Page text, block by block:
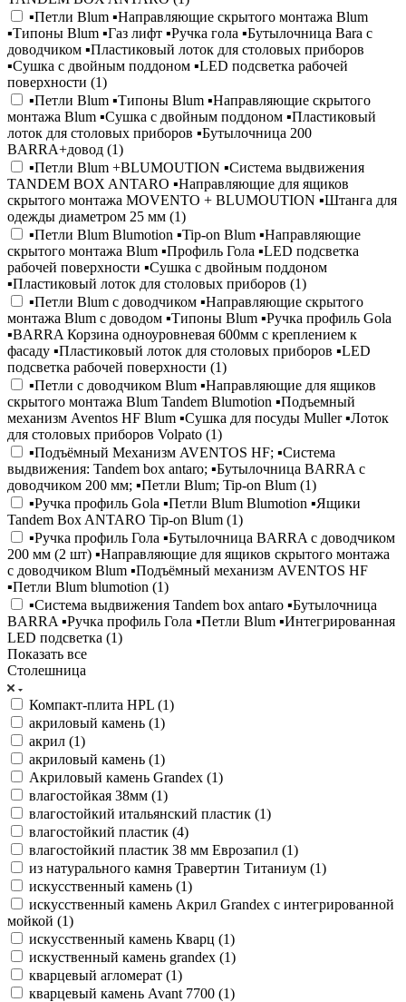
▪️Петли Blum ▪️Направляющие скрытого монтажа Blum
▪️Типоны Blum ▪️Газ лифт ▪️Ручка гола ▪️Бутылочница Bara с
доводчиком ▪️Пластиковый лоток для столовых приборов
▪️Сушка с двойным поддоном ▪️LED подсветка рабочей
поверхности (1)
▪️Петли Blum ▪️Типоны Blum ▪️Направляющие скрытого
монтажа Blum ▪️Сушка с двойным поддоном ▪️Пластиковый
лоток для столовых приборов ▪️Бутылочница 200
BARRA+довод (1)
▪️Петли Blum +BLUMOUTION ▪️Система выдвижения
TANDEM BOX ANTARO ▪️Направляющие для ящиков
скрытого монтажа MOVENTO + BLUMOUTION ▪️Штанга для
одежды диаметром 25 мм (1)
▪️Петли Blum Blumotion ▪️Tip-on Blum ▪️Направляющие
скрытого монтажа Blum ▪️Профиль Гола ▪️LED подсветка
рабочей поверхности ▪️Сушка с двойным поддоном
▪️Пластиковый лоток для столовых приборов (1)
▪️Петли Blum с доводчиком ▪️Направляющие скрытого
монтажа Blum с доводом ▪️Типоны Blum ▪️Ручка профиль Gola
▪️BARRA Корзина одноуровневая 600мм с креплением к
фасаду ▪️Пластиковый лоток для столовых приборов ▪️LED
подсветка рабочей поверхности (1)
▪️Петли с доводчиком Blum ▪️Направляющие для ящиков
скрытого монтажа Blum Tandem Blumotion ▪️Подъемный
механизм Aventos HF Blum ▪️Сушка для посуды Muller ▪️Лоток
для столовых приборов Volpato (1)
▪️Подъёмный Механизм AVENTOS HF; ▪️Система
выдвижения: Tandem box antaro; ▪️Бутылочница BARRA с
доводчиком 200 мм; ▪️Петли Blum; Tip-on Blum (1)
▪️Ручка профиль Gola ▪️Петли Blum Blumotion ▪️Ящики
Tandem Box ANTARO Tip-on Blum (1)
▪️Ручка профиль Гола ▪️Бутылочница BARRA с доводчиком
200 мм (2 шт) ▪️Направляющие для ящиков скрытого монтажа
с доводчиком Blum ▪️Подъёмный механизм AVENTOS HF
▪️Петли Blum blumotion (1)
▪️Система выдвижения Tandem box antaro ▪️Бутылочница
BARRA ▪️Ручка профиль Гола ▪️Петли Blum ▪️Интегрированная
LED подсветка (1)
Показать все
Столешница
Компакт-плита HPL (1)
aкриловый камень (1)
акрил (1)
акриловый камень (1)
Акриловый камень Grandex (1)
влагостойкая 38мм (1)
влагостойкий итальянский пластик (1)
влагостойкий пластик (4)
влагостойкий пластик 38 мм Еврозапил (1)
из натурального камня Травертин Титаниум (1)
искусственный камень (1)
искусственный камень Акрил Grandex с интегрированной
мойкой (1)
искусственный камень Кварц (1)
искуственный камень grandex (1)
кварцевый агломерат (1)
кварцевый камень Avant 7700 (1)